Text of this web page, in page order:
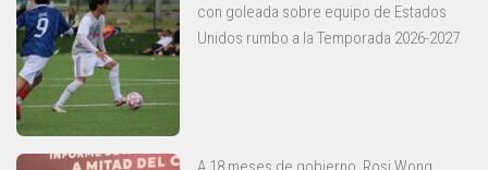
con goleada sobre equipo de Estados
Unidos rumbo a la Temporada 2026-2027